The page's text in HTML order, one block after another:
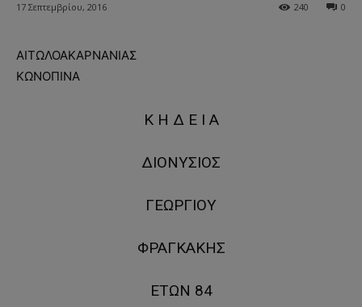
17 Σεπτεμβρίου, 2016 0
240
ΑΙΤΩΛΟΑΚΑΡΝΑΝΙΑΣ
ΚΩΝΟΠΙΝΑ
Κ Η Δ Ε Ι Α
ΔΙΟΝΥΣΙΟΣ
ΓΕΩΡΓΙΟΥ
ΦΡΑΓΚΑΚΗΣ
ΕΤΩΝ 84